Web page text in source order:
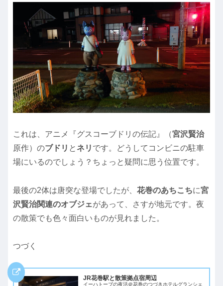
これは、アニメ『グスコーブドリの伝記』（宮沢賢治
原作）のブドリ とネリ です。どうしてコンビニの駐車
場にいるのでしょう？ちょっと疑問に思う位置です。
最後の2体は唐突な登場でしたが、 花巻のあちこちに宮
沢賢治関連のオブジェがあって、さすが地元です。夜
の散策でも色々面白いものが見れました。
つづく
JR花巻駅と散策拠点宿周辺
イーハトーブの夜活＠花巻のつづきホテルグランシェ